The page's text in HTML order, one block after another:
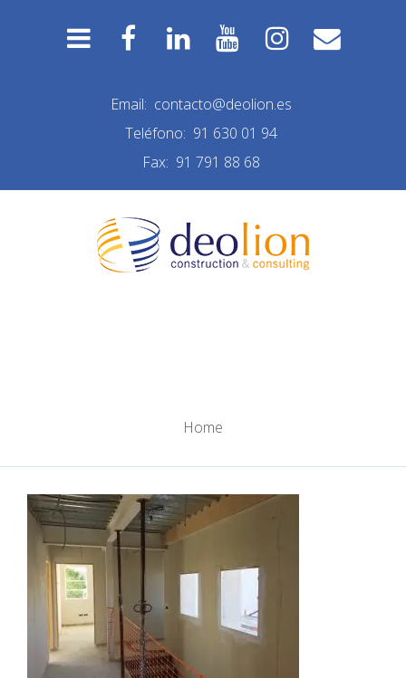
Email: contacto@deolion.es
Teléfono: 91 630 01 94
Fax: 91 791 88 68
Home